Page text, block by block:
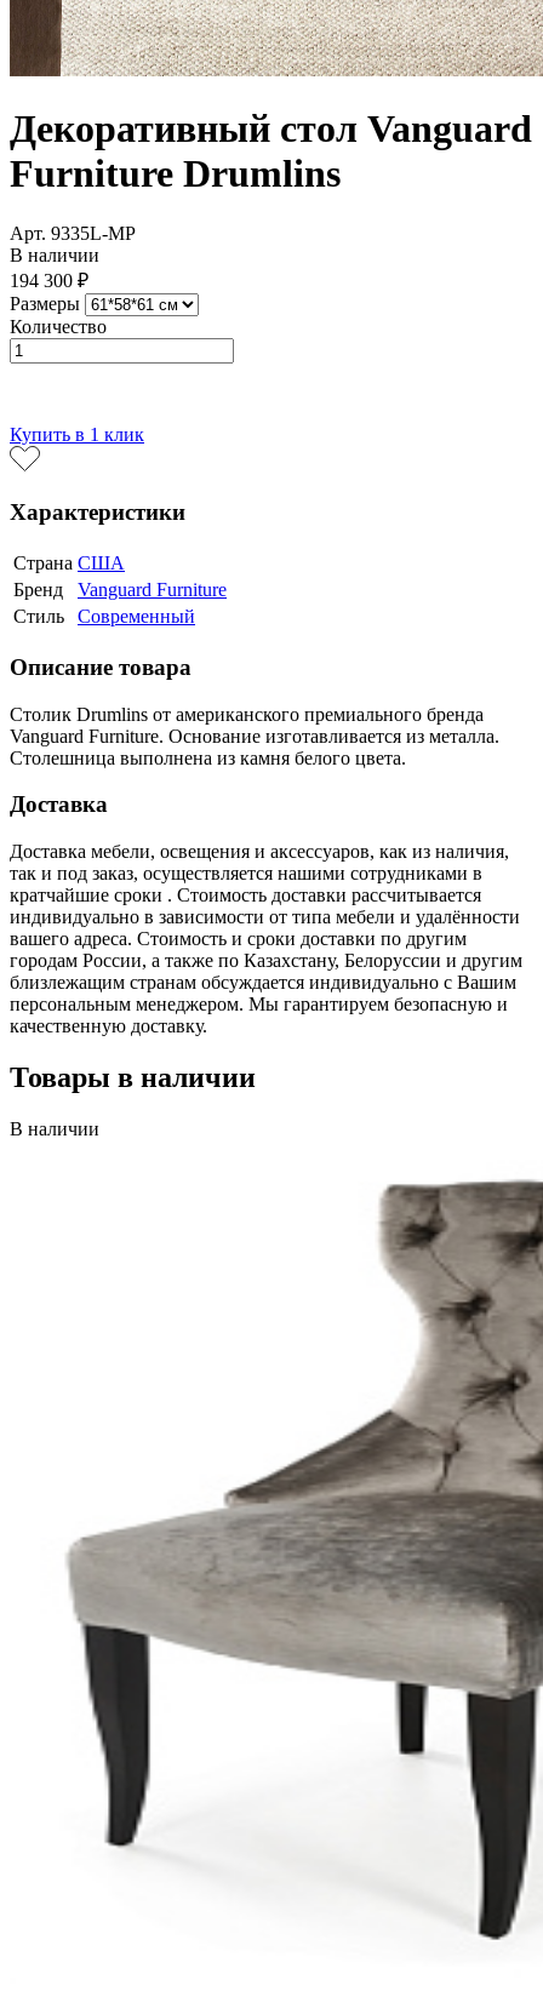
Декоративный стол Vanguard
Furniture Drumlins
Арт. 9335L-MP
В наличии
194 300 ₽
Размеры
Количество
Купить в 1 клик
Характеристики
Страна США
Бренд
Vanguard Furniture
Стиль
Современный
Описание товара
Столик Drumlins от американского премиального бренда
Vanguard Furniture. Основание изготавливается из металла.
Столешница выполнена из камня белого цвета.
Доставка
Доставка мебели, освещения и аксессуаров, как из наличия,
так и под заказ, осуществляется нашими сотрудниками в
кратчайшие сроки . Стоимость доставки рассчитывается
индивидуально в зависимости от типа мебели и удалённости
вашего адреса. Стоимость и сроки доставки по другим
городам России, а также по Казахстану, Белоруссии и другим
близлежащим странам обсуждается индивидуально с Вашим
персональным менеджером. Мы гарантируем безопасную и
качественную доставку.
Товары в наличии
В наличии